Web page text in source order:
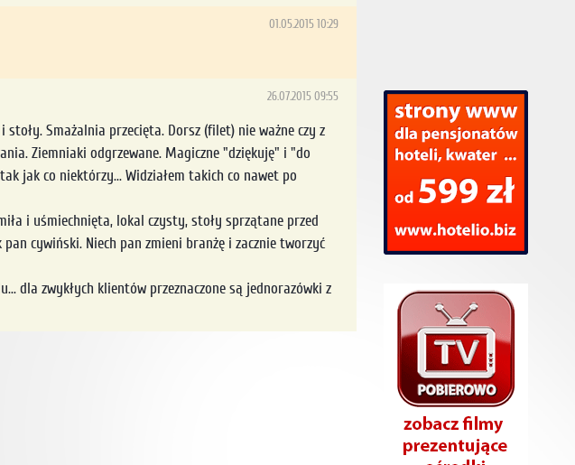
01.05.2015 10:29
26.07.2015 09:55
Smażalnia przecięta. Dorsz (filet) nie ważne czy z
Ziemniaki odgrzewane. Magiczne "dziękuję" i "do
jak co niektórzy... Widziałem takich co nawet po
i uśmiechnięta, lokal czysty, stoły sprzątane przed
cywiński. Niech pan zmieni branżę i zacznie tworzyć
dla zwykłych klientów przeznaczone są jednorazówki z